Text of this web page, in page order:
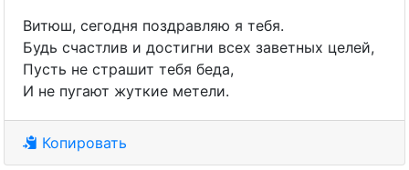
Витюш, сегодня поздравляю я тебя.
Будь счастлив и достигни всех заветных целей,
Пусть не страшит тебя беда,
И не пугают жуткие метели.
Копировать